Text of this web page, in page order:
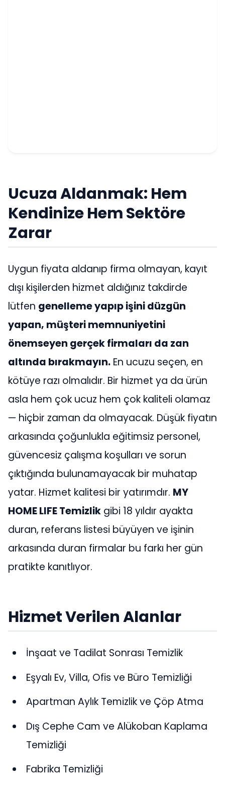
Ucuza Aldanmak: Hem
Kendinize Hem Sektöre
Zarar
Uygun fiyata aldanıp firma olmayan, kayıt
dışı kişilerden hizmet aldığınız takdirde
lütfen genelleme yapıp işini düzgün
yapan, müşteri memnuniyetini
önemseyen gerçek firmaları da zan
altında bırakmayın. En ucuzu seçen, en
kötüye razı olmalıdır. Bir hizmet ya da ürün
asla hem çok ucuz hem çok kaliteli olamaz
— hiçbir zaman da olmayacak. Düşük fiyatın
arkasında çoğunlukla eğitimsiz personel,
güvencesiz çalışma koşulları ve sorun
çıktığında bulunamayacak bir muhatap
yatar. Hizmet kalitesi bir yatırımdır. MY
HOME LIFE Temizlik gibi 18 yıldır ayakta
duran, referans listesi büyüyen ve işinin
arkasında duran firmalar bu farkı her gün
pratikte kanıtlıyor.
Hizmet Verilen Alanlar
İnşaat ve Tadilat Sonrası Temizlik
Eşyalı Ev, Villa, Ofis ve Büro Temizliği
Apartman Aylık Temizlik ve Çöp Atma
Dış Cephe Cam ve Alükoban Kaplama
Temizliği
Fabrika Temizliği